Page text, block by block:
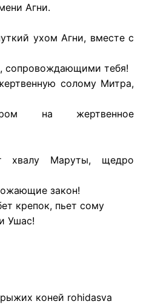
Агни.
ухом Агни, вместе с
сопровождающими тебя!
солому Митра,
на жертвенное
хвалу Маруты, щедро
закон!
крепок, пьет сому
Ушас!
коней rohidasva